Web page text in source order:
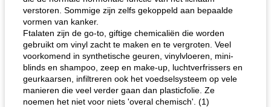
verstoren. Sommige zijn zelfs gekoppeld aan bepaalde
vormen van kanker.
Ftalaten zijn de go-to, giftige chemicaliën die worden
gebruikt om vinyl zacht te maken en te vergroten. Veel
voorkomend in synthetische geuren, vinylvloeren, mini-
blinds en shampoo, zeep en make-up, luchtverfrissers en
geurkaarsen, infiltreren ook het voedselsysteem op vele
manieren die veel verder gaan dan plasticfolie. Ze
noemen het niet voor niets 'overal chemisch'. (1)